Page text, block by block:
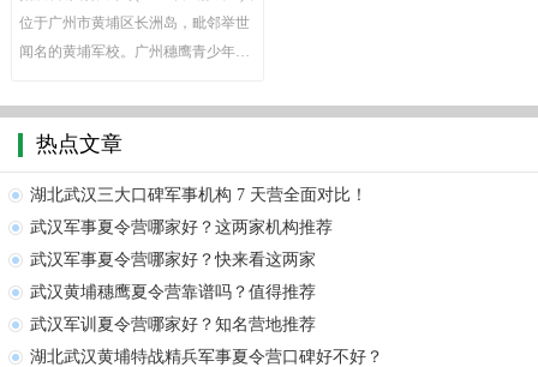
位于广州市黄埔区长洲岛，毗邻举世
闻名的黄埔军校。广州穗鹰青少年夏
热点文章
湖北武汉三大口碑军事机构 7 天营全面对比！
武汉军事夏令营哪家好？这两家机构推荐
武汉军事夏令营哪家好？快来看这两家
武汉黄埔穗鹰夏令营靠谱吗？值得推荐
武汉军训夏令营哪家好？知名营地推荐
湖北武汉黄埔特战精兵军事夏令营口碑好不好？